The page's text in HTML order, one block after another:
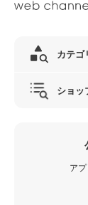
カテゴ
ショッ
ア